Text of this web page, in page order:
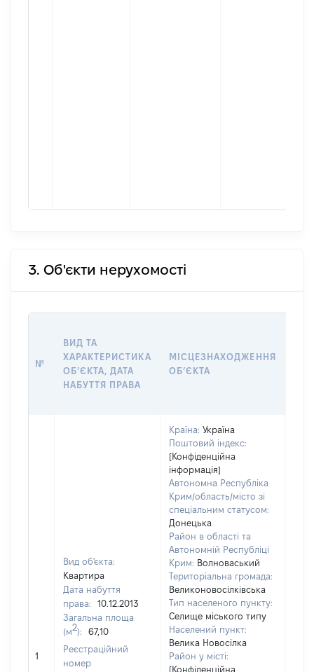
3. Об'єкти нерухомості
№
ВИД ТА
ХАРАКТЕРИСТИКА
ОБʼЄКТА, ДАТА
НАБУТТЯ ПРАВА
МІСЦЕЗНАХОДЖЕННЯ
ОБʼЄКТА
1
Вид об'єкта:
Квартира
Дата набуття
права:
10.12.2013
Загальна площа
(м2):
67,10
Реєстраційний
номер
Країна: Україна
Поштовий індекс:
[Конфіденційна
інформація]
Автономна Республіка
Крим/область/місто зі
спеціальним статусом:
Донецька
Район в області та
Автономній Республіці
Крим: Волноваський
Територіальна громада:
Великоновосілківська
Тип населеного пункту:
Селище міського типу
Населений пункт:
Велика Новосілка
Район у місті:
[Конфіденційна